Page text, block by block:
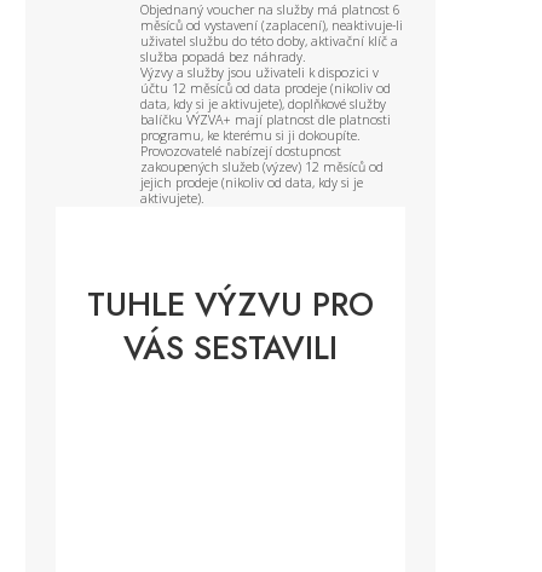
Objednaný voucher na služby má platnost 6
měsíců od vystavení (zaplacení), neaktivuje-li
uživatel službu do této doby, aktivační klíč a
služba popadá bez náhrady.
Výzvy a služby jsou uživateli k dispozici v
účtu 12 měsíců od data prodeje (nikoliv od
data, kdy si je aktivujete), doplňkové služby
balíčku VÝZVA+ mají platnost dle platnosti
programu, ke kterému si ji dokoupíte.
Provozovatelé nabízejí dostupnost
zakoupených služeb (výzev) 12 měsíců od
jejich prodeje (nikoliv od data, kdy si je
aktivujete).
TUHLE VÝZVU PRO
VÁS SESTAVILI